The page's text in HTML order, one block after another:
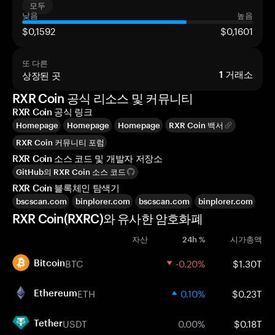
모두
낮음
높음
$0,1592 $0,1601
또 다른
상장된 곳 1 거래소
RXR Coin 공식 리소스 및 커뮤니티
RXR Coin 공식 링크
Homepage Homepage Homepage
RXR Coin 백서
RXR Coin 커뮤니티 포럼
RXR Coin 소스 코드 및 개발자 저장소
GitHub의 RXR Coin 소스 코드
RXR Coin 블록체인 탐색기
bscscan.com binplorer.com bscscan.com binplorer.com
RXR Coin(RXRC)와 유사한 암호화폐
자산 24h % 시가총액
BitcoinBTC -0.20% $1.30T
EthereumETH 0.10% $0.23T
TetherUSDT 0.00% $0.18T